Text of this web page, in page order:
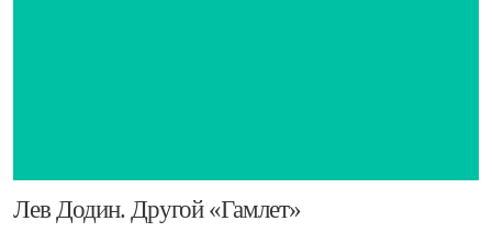
​Лев Додин. Другой «Гамлет»